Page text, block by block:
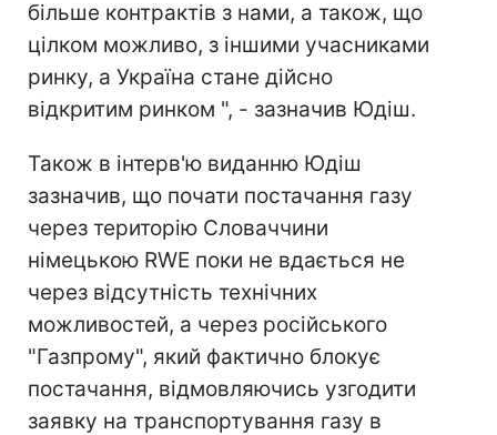
більше контрактів з нами, а також, що
цілком можливо, з іншими учасниками
ринку, а Україна стане дійсно
відкритим ринком ", - зазначив Юдіш.
Також в інтерв'ю виданню Юдіш
зазначив, що почати постачання газу
через територію Словаччини
німецькою RWE поки не вдається не
через відсутність технічних
можливостей, а через російського
"Газпрому", який фактично блокує
постачання, відмовляючись узгодити
заявку на транспортування газу в